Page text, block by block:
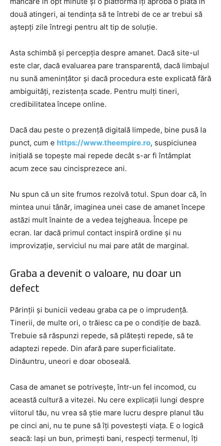
două atingeri, ai tendința să te întrebi de ce ar trebui să
aștepți zile întregi pentru alt tip de soluție.
Asta schimbă și percepția despre amanet. Dacă site-ul
este clar, dacă evaluarea pare transparentă, dacă limbajul
nu sună amenințător și dacă procedura este explicată fără
ambiguități, rezistența scade. Pentru mulți tineri,
credibilitatea începe online.
Dacă dau peste o prezență digitală limpede, bine pusă la
punct, cum e https://www.theempire.ro, suspiciunea
inițială se topește mai repede decât s-ar fi întâmplat
acum zece sau cincisprezece ani.
Nu spun că un site frumos rezolvă totul. Spun doar că, în
mintea unui tânăr, imaginea unei case de amanet începe
astăzi mult înainte de a vedea tejgheaua. Începe pe
ecran. Iar dacă primul contact inspiră ordine și nu
improvizație, serviciul nu mai pare atât de marginal.
Graba a devenit o valoare, nu doar un
defect
Părinții și bunicii vedeau graba ca pe o imprudență.
Tinerii, de multe ori, o trăiesc ca pe o condiție de bază.
Trebuie să răspunzi repede, să plătești repede, să te
adaptezi repede. Din afară pare superficialitate.
Dinăuntru, uneori e doar oboseală.
Casa de amanet se potrivește, într-un fel incomod, cu
această cultură a vitezei. Nu cere explicații lungi despre
viitorul tău, nu vrea să știe mare lucru despre planul tău
pe cinci ani, nu te pune să îți povestești viața. E o logică
seacă: lași un bun, primești bani, respecți termenul, îți